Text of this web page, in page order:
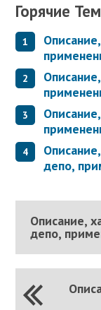
Горячие
депо,
Описание,
депо,